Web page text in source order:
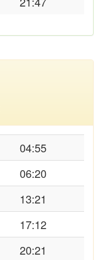
04:55
06:20
13:21
17:12
20:21